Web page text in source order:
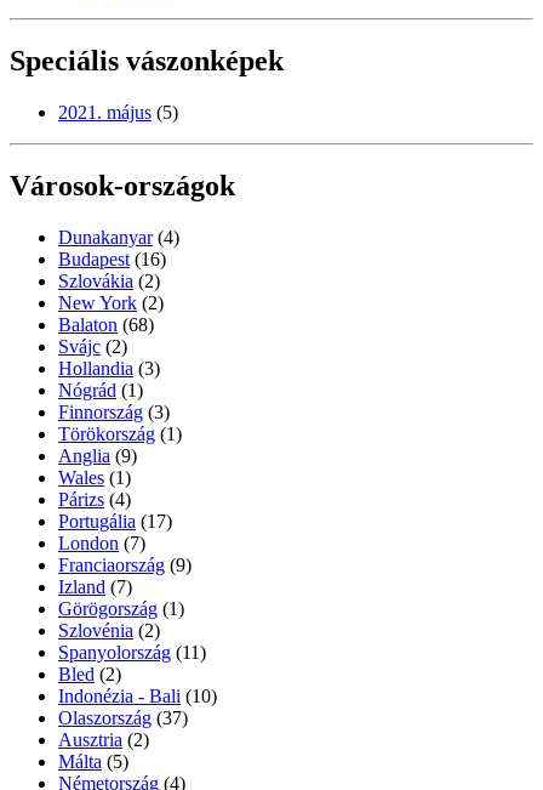
Speciális vászonképek
2021. május (5)
Városok-országok
Dunakanyar (4)
Budapest (16)
Szlovákia (2)
New York (2)
Balaton (68)
Svájc (2)
Hollandia (3)
Nógrád (1)
Finnország (3)
Törökország (1)
Anglia (9)
Wales (1)
Párizs (4)
Portugália (17)
London (7)
Franciaország (9)
Izland (7)
Görögország (1)
Szlovénia (2)
Spanyolország (11)
Bled (2)
Indonézia - Bali (10)
Olaszország (37)
Ausztria (2)
Málta (5)
Németország (4)